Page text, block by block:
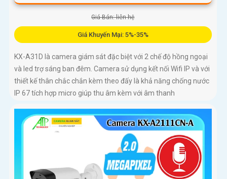
Giá Bán: liên hệ
Giá Khuyến Mại: 5%-35%
KX-A31D là camera giám sát đặc biệt với 2 chế độ hồng ngoại
và led trợ sáng ban đêm. Camera sử dụng kết nối Wifi IP và với
thiết kế thân chắc chắn kèm theo đấy là khả năng chống nước
IP 67 tích hợp micro giúp thu âm kèm với âm thanh